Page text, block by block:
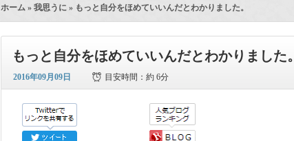
ホーム » 我思うに » もっと自分をほめていいんだとわかりました。
もっと自分をほめていいんだとわかりました。
2016年09月09日 目安時間：約 6分